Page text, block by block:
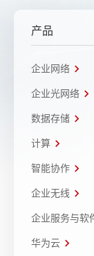
产品
企业网络
企业光网络
数据存储
计算
智能协作
企业无线
企业服务与软
华为云